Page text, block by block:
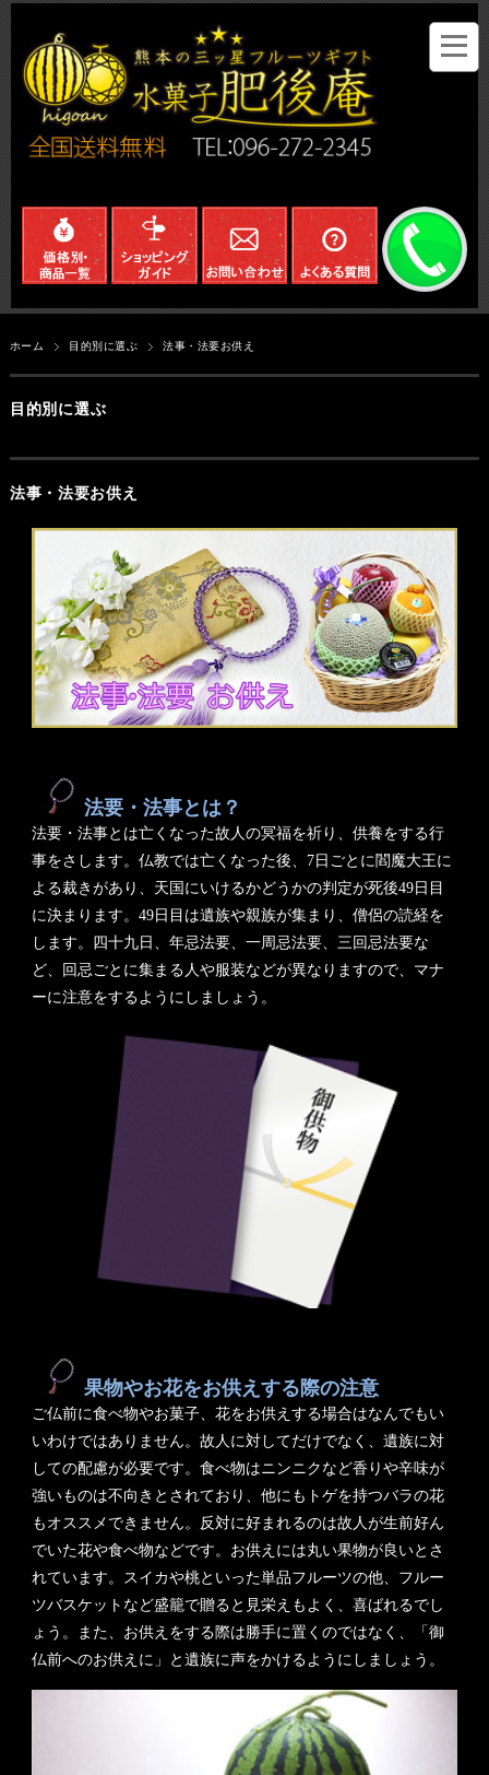
ホーム 目的別に選ぶ 法事・法要お供え
目的別に選ぶ
法事・法要お供え
法要・法事とは？
法要・法事とは亡くなった故人の冥福を祈り、供養をする行
事をさします。仏教では亡くなった後、7日ごとに閻魔大王に
よる裁きがあり、天国にいけるかどうかの判定が死後49日目
に決まります。49日目は遺族や親族が集まり、僧侶の読経を
します。四十九日、年忌法要、一周忌法要、三回忌法要な
ど、回忌ごとに集まる人や服装などが異なりますので、マナ
ーに注意をするようにしましょう。
果物やお花をお供えする際の注意
ご仏前に食べ物やお菓子、花をお供えする場合はなんでもい
いわけではありません。故人に対してだけでなく、遺族に対
しての配慮が必要です。食べ物はニンニクなど香りや辛味が
強いものは不向きとされており、他にもトゲを持つバラの花
もオススメできません。反対に好まれるのは故人が生前好ん
でいた花や食べ物などです。お供えには丸い果物が良いとさ
れています。スイカや桃といった単品フルーツの他、フルー
ツバスケットなど盛籠で贈ると見栄えもよく、喜ばれるでし
ょう。また、お供えをする際は勝手に置くのではなく、「御
仏前へのお供えに」と遺族に声をかけるようにしましょう。